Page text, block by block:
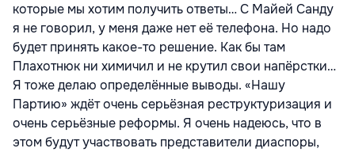
которые мы хотим получить ответы… С Майей Санду
я не говорил, у меня даже нет её телефона. Но надо
будет принять какое-то решение. Как бы там
Плахотнюк ни химичил и не крутил свои напёрстки…
Я тоже делаю определённые выводы. «Нашу
Партию» ждёт очень серьёзная реструктуризация и
очень серьёзные реформы. Я очень надеюсь, что в
этом будут участвовать представители диаспоры,